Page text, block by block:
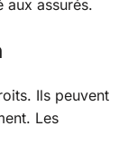
aux assurés.
Ils peuvent
Les